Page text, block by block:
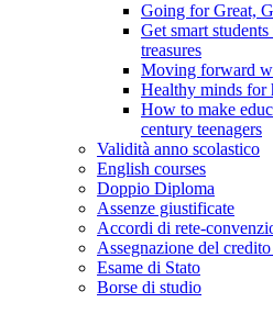
Going for Great,
Get smart
treasures
Moving forward
Healthy minds for
How to make
century teenagers
Validità anno scolastico
English courses
Doppio Diploma
Assenze giustificate
Accordi di rete-
Assegnazione del
Esame di Stato
Borse di studio